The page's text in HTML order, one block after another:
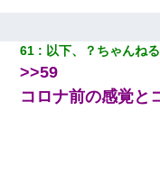
61 以下、？ちゃんね
>>59
コロナ前の感覚と